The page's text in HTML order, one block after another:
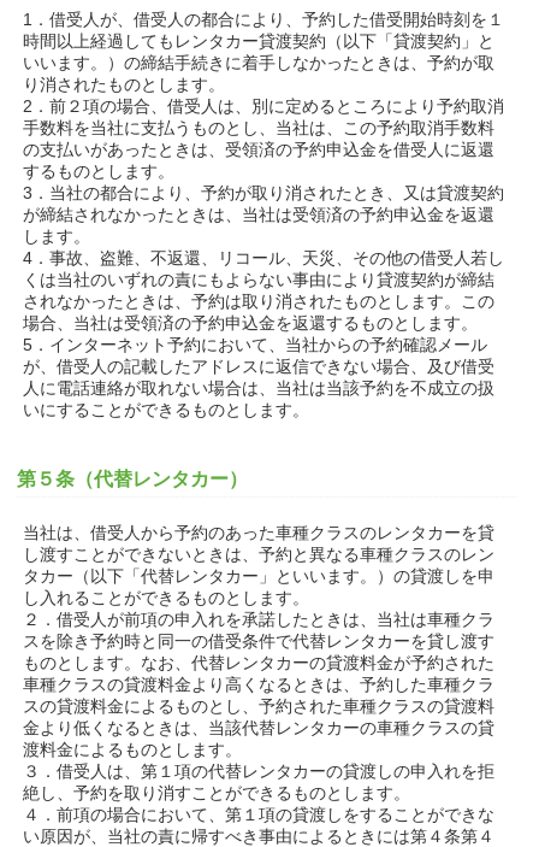
1．借受人が、借受人の都合により、予約した借受開始時刻を１
時間以上経過してもレンタカー貸渡契約（以下「貸渡契約」と
いいます。）の締結手続きに着手しなかったときは、予約が取
り消されたものとします。
2．前２項の場合、借受人は、別に定めるところにより予約取消
手数料を当社に支払うものとし、当社は、この予約取消手数料
の支払いがあったときは、受領済の予約申込金を借受人に返還
するものとします。
3．当社の都合により、予約が取り消されたとき、又は貸渡契約
が締結されなかったときは、当社は受領済の予約申込金を返還
します。
4．事故、盗難、不返還、リコール、天災、その他の借受人若し
くは当社のいずれの責にもよらない事由により貸渡契約が締結
されなかったときは、予約は取り消されたものとします。この
場合、当社は受領済の予約申込金を返還するものとします。
5．インターネット予約において、当社からの予約確認メール
が、借受人の記載したアドレスに返信できない場合、及び借受
人に電話連絡が取れない場合は、当社は当該予約を不成立の扱
いにすることができるものとします。
第５条（代替レンタカー）
当社は、借受人から予約のあった車種クラスのレンタカーを貸
し渡すことができないときは、予約と異なる車種クラスのレン
タカー（以下「代替レンタカー」といいます。）の貸渡しを申
し入れることができるものとします。
２．借受人が前項の申入れを承諾したときは、当社は車種クラ
スを除き予約時と同一の借受条件で代替レンタカーを貸し渡す
ものとします。なお、代替レンタカーの貸渡料金が予約された
車種クラスの貸渡料金より高くなるときは、予約した車種クラ
スの貸渡料金によるものとし、予約された車種クラスの貸渡料
金より低くなるときは、当該代替レンタカーの車種クラスの貸
渡料金によるものとします。
３．借受人は、第１項の代替レンタカーの貸渡しの申入れを拒
絶し、予約を取り消すことができるものとします。
４．前項の場合において、第１項の貸渡しをすることができな
い原因が、当社の責に帰すべき事由によるときには第４条第４